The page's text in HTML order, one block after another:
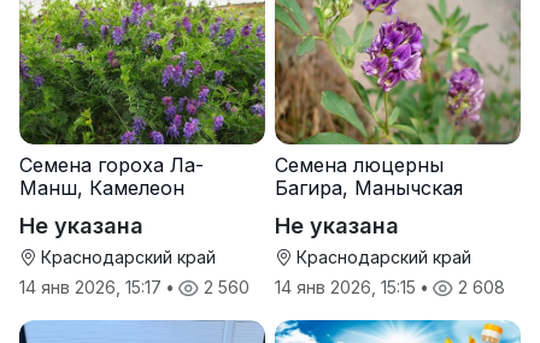
Семена гороха Ла-
Манш, Камелеон
Не указана
Краснодарский край
14 янв 2026, 15:17 • 2 560
Семена люцерны
Багира, Манычская
Не указана
Краснодарский край
14 янв 2026, 15:15 • 2 608